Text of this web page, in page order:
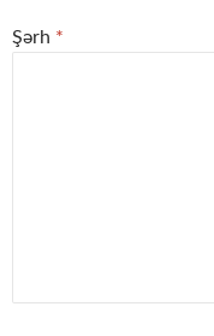
Şərh *